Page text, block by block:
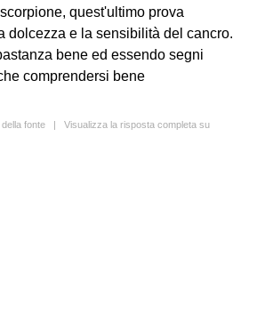
quest'ultimo prova
dolcezza e la sensibilità del cancro.
bene ed essendo segni
comprendersi bene
fonte | Visualizza la risposta completa su